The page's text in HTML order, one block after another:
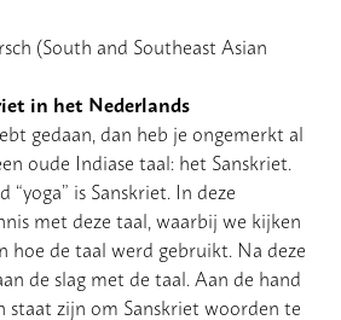
(South and Southeast Asian
in het Nederlands
gedaan, dan heb je ongemerkt al
oude Indiase taal: het Sanskriet.
is Sanskriet. In deze
met deze taal, waarbij we kijken
hoe de taal werd gebruikt. Na deze
de slag met de taal. Aan de hand
staat zijn om Sanskriet woorden te